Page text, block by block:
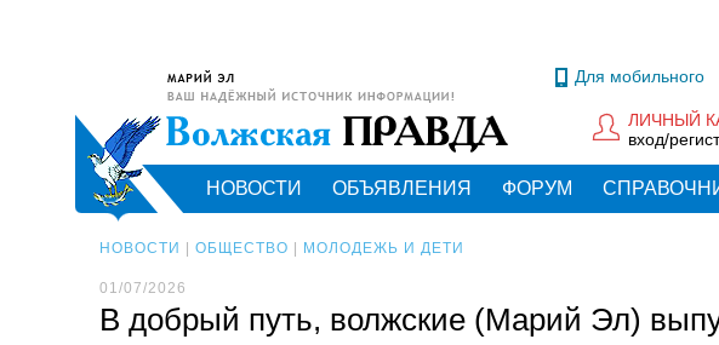
Для мобильного
ЛИЧНЫЙ
вход/
НОВОСТИ ОБЪЯВЛЕНИЯ ФОРУМ
НОВОСТИ ОБЩЕСТВО МОЛОДЕЖЬ И ДЕТИ
01/07/2026
В добрый путь, волжские (Марий Эл)